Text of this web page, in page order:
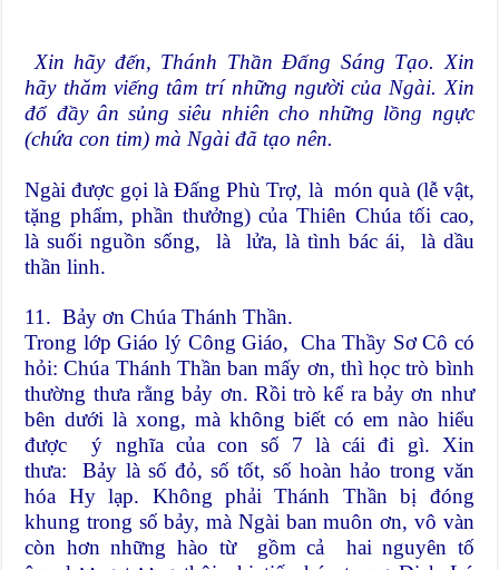
Xin hãy đến, Thánh Thần Đấng Sáng Tạo. Xin
hãy thăm viếng tâm trí những người của Ngài. Xin
đổ đầy ân sủng siêu nhiên cho những lồng ngực
(chứa con tim) mà Ngài đã tạo nên.
Ngài được gọi là Đấng Phù Trợ, là món quà (lễ vật,
tặng phẩm, phần thưởng) của Thiên Chúa tối cao,
là suối nguồn sống, là lửa, là tình bác ái, là dầu
thần linh.
11. Bảy ơn Chúa Thánh Thần.
Trong lớp Giáo lý Công Giáo, Cha Thầy Sơ Cô có
hỏi: Chúa Thánh Thần ban mấy ơn, thì học trò bình
thường thưa rằng bảy ơn. Rồi trò kể ra bảy ơn như
bên dưới là xong, mà không biết có em nào hiểu
được ý nghĩa của con số 7 là cái đi gì. Xin
thưa: Bảy là số đỏ, số tốt, số hoàn hảo trong văn
hóa Hy lạp. Không phải Thánh Thần bị đóng
khung trong số bảy, mà Ngài ban muôn ơn, vô vàn
còn hơn những hào từ gồm cả hai nguyên tố